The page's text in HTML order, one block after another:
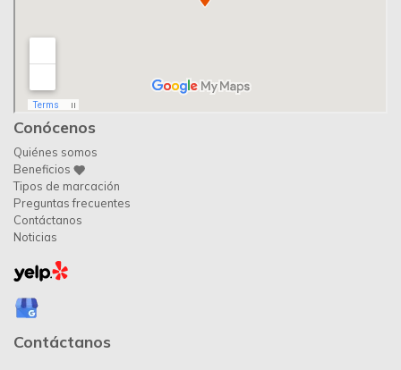
Conócenos
Quiénes somos
Beneficios
Tipos de marcación
Preguntas frecuentes
Contáctanos
Noticias
Contáctanos